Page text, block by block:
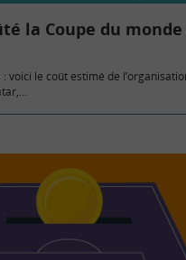
la Coupe du monde
voici le coût estimé de